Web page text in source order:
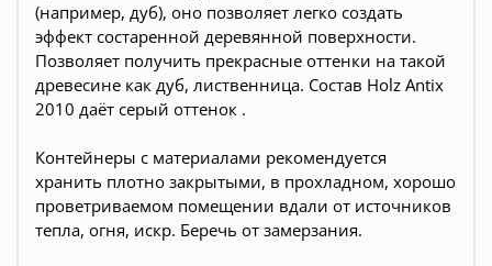
(например, дуб), оно позволяет легко создать
эффект состаренной деревянной поверхности.
Позволяет получить прекрасные оттенки на такой
древесине как дуб, лиственница. Состав Holz Antix
2010 даёт серый оттенок .
Контейнеры с материалами рекомендуется
хранить плотно закрытыми, в прохладном, хорошо
проветриваемом помещении вдали от источников
тепла, огня, искр. Беречь от замерзания.